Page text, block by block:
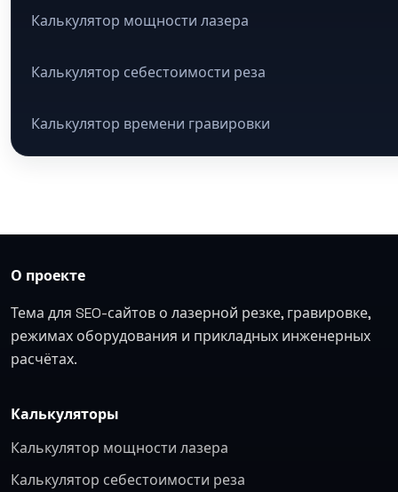
Калькулятор мощности лазера
Калькулятор себестоимости реза
Калькулятор времени гравировки
О проекте
Тема для SEO-сайтов о лазерной резке, гравировке,
режимах оборудования и прикладных инженерных
расчётах.
Калькуляторы
Калькулятор мощности лазера
Калькулятор себестоимости реза